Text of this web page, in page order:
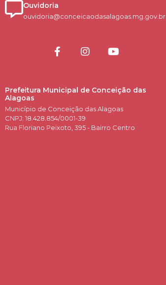
Ouvidoria
ouvidoria@conceicaodasalagoas.mg.gov.br
Prefeitura Municipal de Conceição das
Alagoas
Município de Conceição das Alagoas
CNPJ: 18.428.854/0001-39
Rua Floriano Peixoto, 395 - Bairro Centro